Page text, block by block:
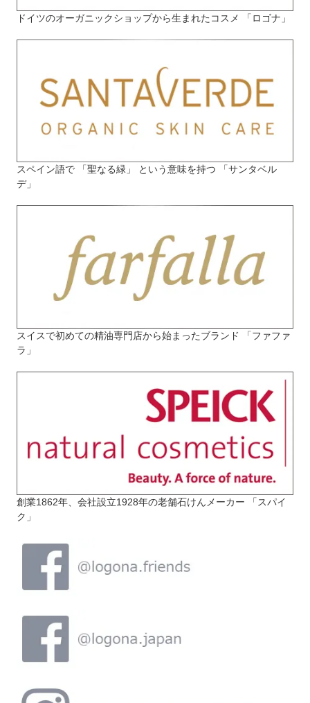
ドイツのオーガニックショップから生まれたコスメ 「ロゴナ」
スペイン語で 「聖なる緑」 という意味を持つ 「サンタベル
デ」
スイスで初めての精油専門店から始まったブランド 「ファファ
ラ」
創業1862年、会社設立1928年の老舗石けんメーカー 「スパイ
ク」